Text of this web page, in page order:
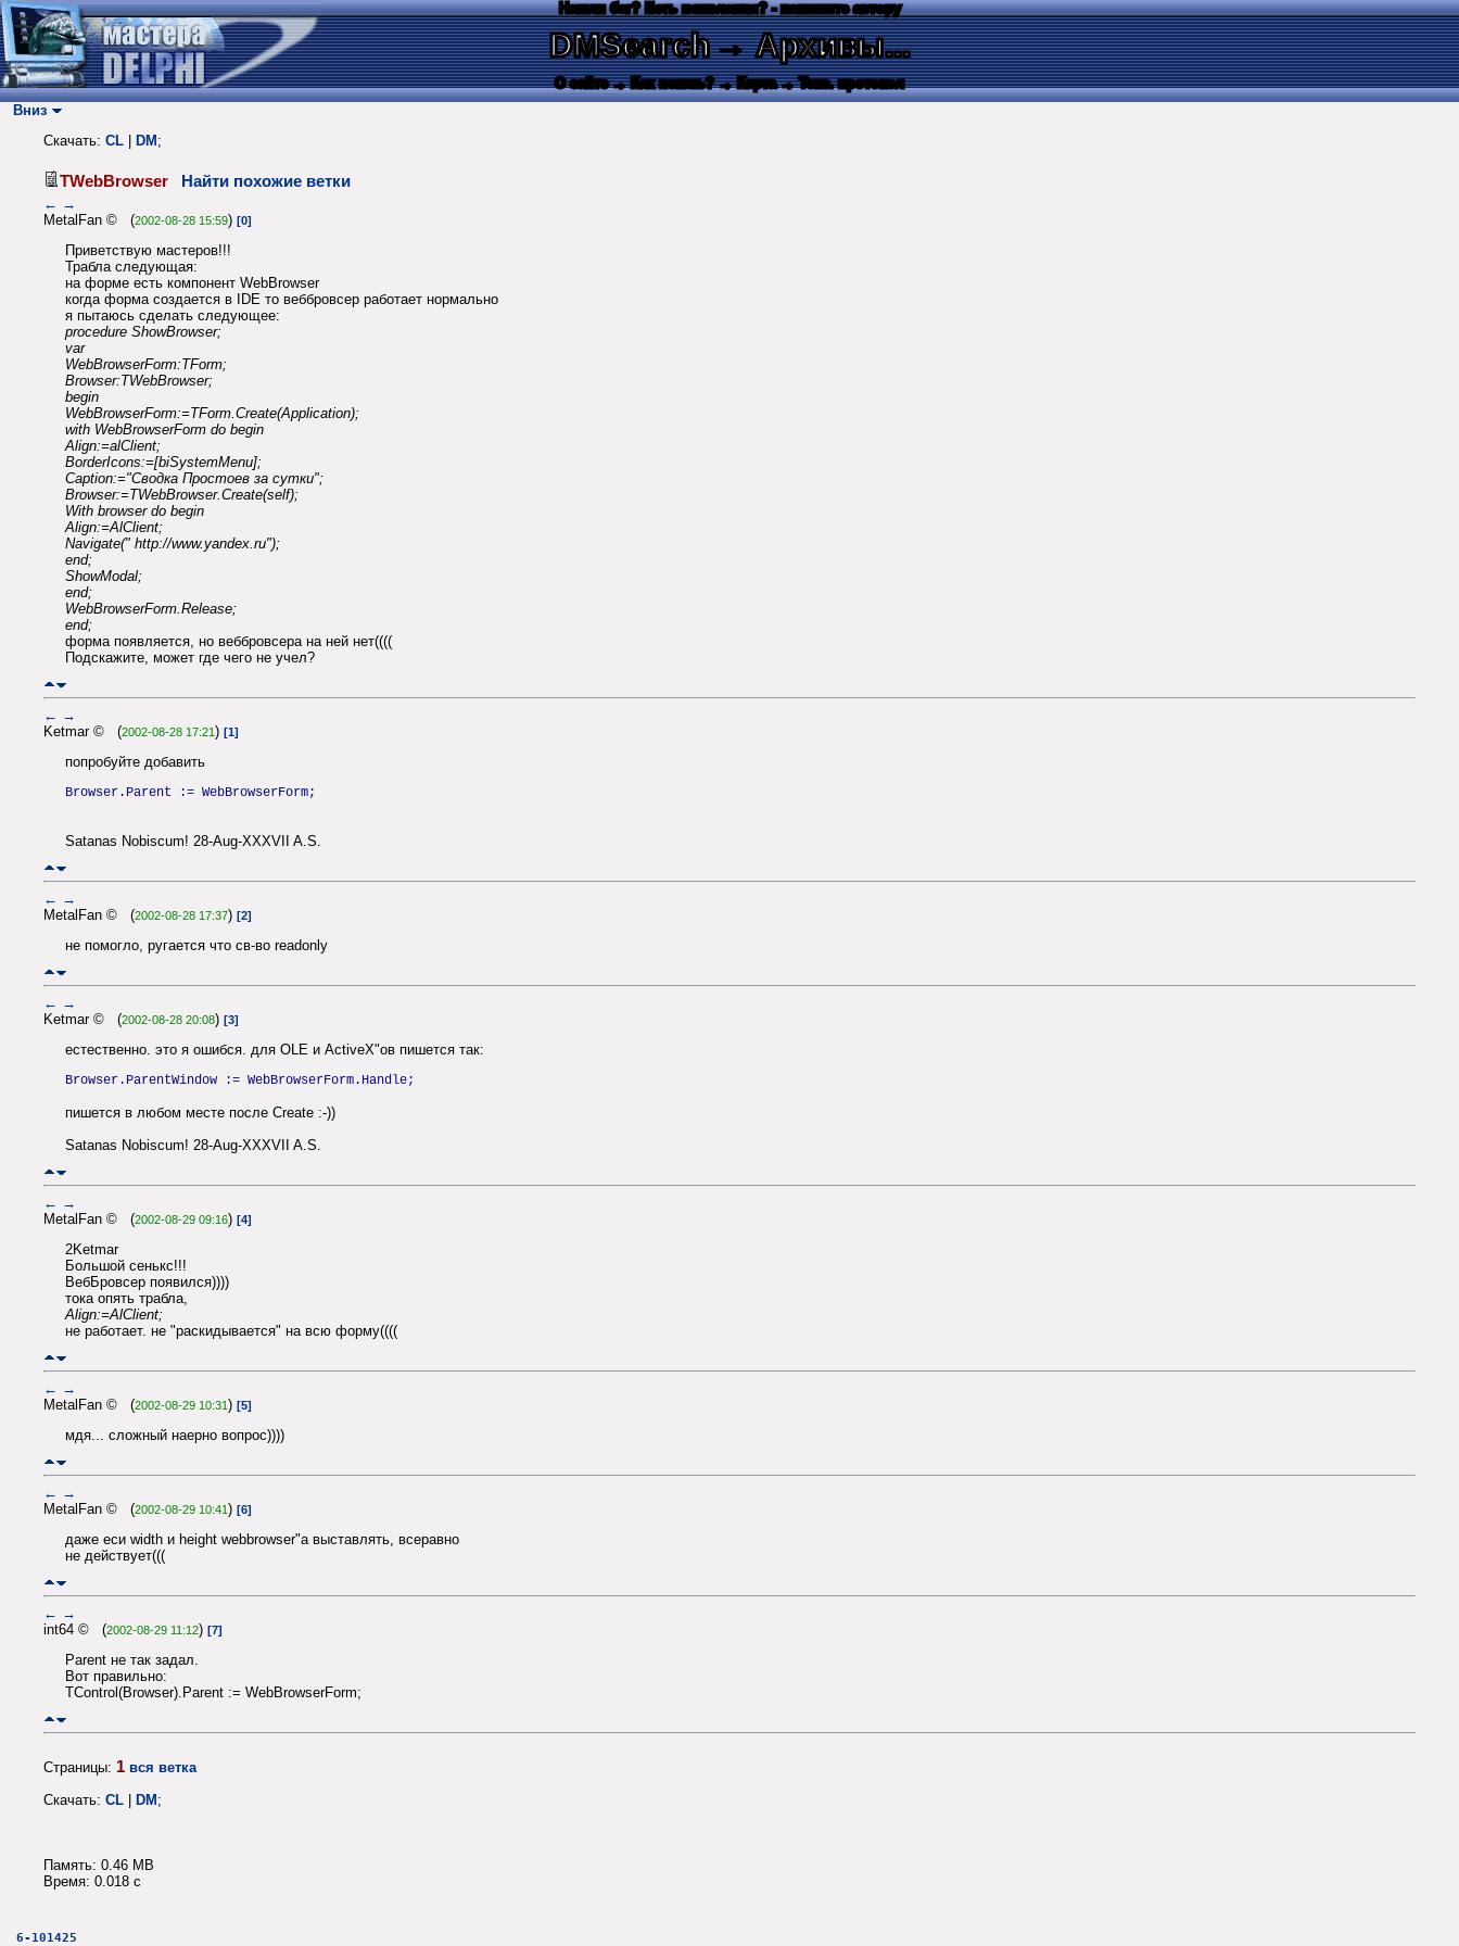
Нашли баг? Есть пожелания? - напишите автору
DMSearch→ Архивы...
О сайте → Как искать? → Карта → Текс. протокол
Вниз
Скачать: CL DM ;
TWebBrowser Найти похожие ветки
← →
MetalFan © (2002-08-28 15:59) [0]
Приветствую мастеров!!!
Трабла следующая:
на форме есть компонент WebBrowser
когда форма создается в IDE то веббровсер работает нормально
я пытаюсь сделать следующее:
procedure ShowBrowser;
var
WebBrowserForm:TForm;
Browser:TWebBrowser;
begin
WebBrowserForm:=TForm.Create(Application);
with WebBrowserForm do begin
Align:=alClient;
BorderIcons:=[biSystemMenu];
Caption:="Сводка Простоев за сутки";
Browser:=TWebBrowser.Create(self);
With browser do begin
Align:=AlClient;
Navigate(" http://www.yandex.ru");
end;
ShowModal;
end;
WebBrowserForm.Release;
end;
форма появляется, но веббровсера на ней нет((((
Подскажите, может где чего не учел?
← →
Ketmar © (2002-08-28 17:21) [1]
попробуйте добавить
Browser.Parent := WebBrowserForm;
Satanas Nobiscum! 28-Aug-XXXVII A.S.
← →
MetalFan © (2002-08-28 17:37) [2]
не помогло, ругается что св-во readonly
← →
Ketmar © (2002-08-28 20:08) [3]
естественно. это я ошибся. для OLE и ActiveX"ов пишется так:
Browser.ParentWindow := WebBrowserForm.Handle;
пишется в любом месте после Create :-))
Satanas Nobiscum! 28-Aug-XXXVII A.S.
← →
MetalFan © (2002-08-29 09:16) [4]
2Ketmar
Большой сенькс!!!
ВебБровсер появился))))
тока опять трабла,
Align:=AlClient;
не работает. не "раскидывается" на всю форму((((
← →
MetalFan © (2002-08-29 10:31) [5]
мдя... сложный наерно вопрос))))
← →
MetalFan © (2002-08-29 10:41) [6]
даже еси width и height webbrowser"а выставлять, всеравно
не действует(((
← →
int64 © (2002-08-29 11:12) [7]
Parent не так задал.
Вот правильно:
TControl(Browser).Parent := WebBrowserForm;
Страницы: 1 вся ветка
Скачать: CL | DM;
Память: 0.46 MB
Время: 0.018 c
6-101425